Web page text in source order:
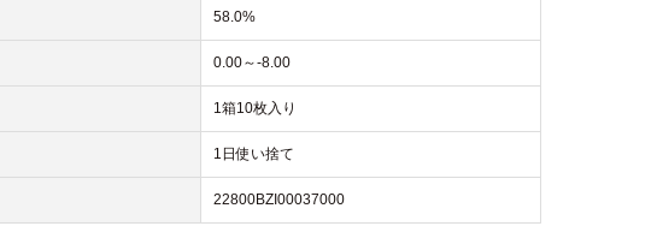
58.0%
0.00～-8.00
1箱10枚入り
1日使い捨て
22800BZI00037000